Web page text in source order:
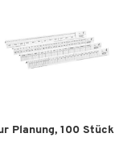
Planung, 100 Stück